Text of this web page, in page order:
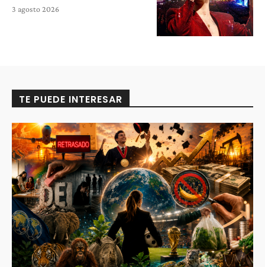
3 agosto 2026
TE PUEDE INTERESAR